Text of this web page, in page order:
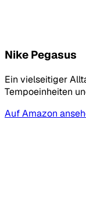
Nike Pegasus
Ein vielseitiger
Tempoeinheiten
Auf Amazon